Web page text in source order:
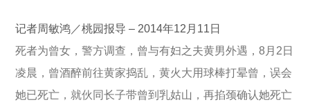
记者周敏鸿／桃园报导 – 2014年12月11日
死者为曾女，警方调查，曾与有妇之夫黄男外遇，8月2日
凌晨，曾酒醉前往黄家捣乱，黄火大用球棒打晕曾，误会
她已死亡，就伙同长子带曾到乳姑山，再掐颈确认她死亡